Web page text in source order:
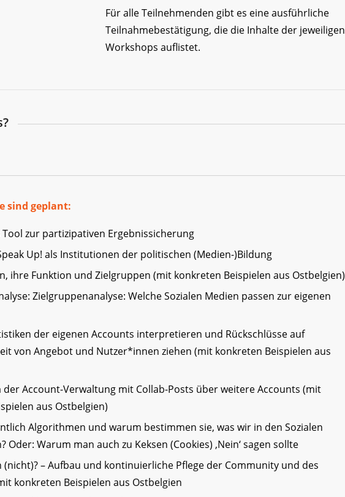
Für alle Teilnehmenden gibt es eine ausführliche
Teilnahmebestätigung, die die Inhalte der jeweiligen
Workshops auflistet.
sind geplant:
Tool zur partizipativen Ergebnissicherung
Up! als Institutionen der politischen (Medien-)Bildung
ihre Funktion und Zielgruppen (mit konkreten Beispielen aus Ostbelgien)
Zielgruppenanalyse: Welche Sozialen Medien passen zur eigenen
der eigenen Accounts interpretieren und Rückschlüsse auf
von Angebot und Nutzer*innen ziehen (mit konkreten Beispielen aus
der Account-Verwaltung mit Collab-Posts über weitere Accounts (mit
aus Ostbelgien)
Algorithmen und warum bestimmen sie, was wir in den Sozialen
Oder: Warum man auch zu Keksen (Cookies) ‚Nein‘ sagen sollte
(nicht)? – Aufbau und kontinuierliche Pflege der Community und des
konkreten Beispielen aus Ostbelgien